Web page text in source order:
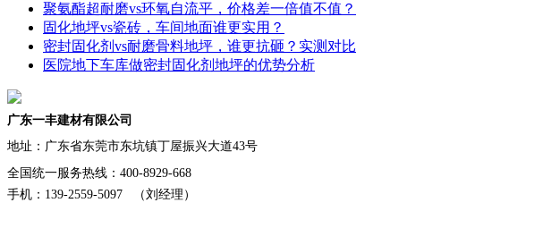
聚氨酯超耐磨vs环氧自流平，价格差一倍值不值？
固化地坪vs瓷砖，车间地面谁更实用？
密封固化剂vs耐磨骨料地坪，谁更抗砸？实测对比
医院地下车库做密封固化剂地坪的优势分析
广东一丰建材有限公司
地址： 广东省东莞市东坑镇丁屋振兴大道43号
全国统一服务热线：400-8929-668
手机：139-2559-5097 （刘经理）